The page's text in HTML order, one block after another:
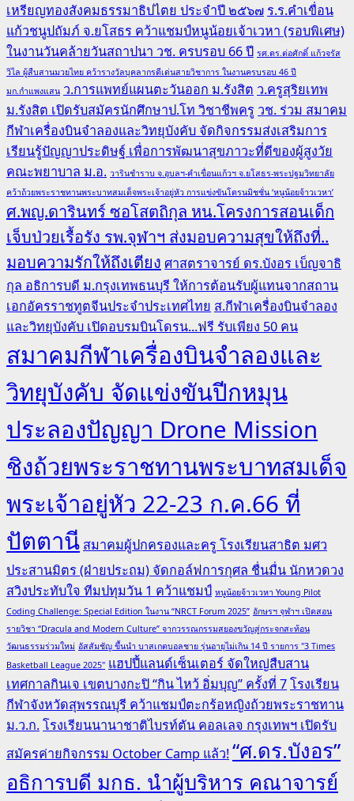
เหรียญทองสังคมธรรมาธิปไตย ประจำปี ๒๕๖๗ ร.ร.คำเขื่อน
แก้วชนูปถัมภ์ จ.ยโสธร คว้าแชมป์หนูน้อยเจ้าเวหา (รอบพิเศษ)
ในงานวันคล้ายวันสถาปนา วช. ครบรอบ 66 ปี รศ.ดร.ต่อศักดิ์ แก้วจรัส
วิไล ผู้สืบสานมวยไทย คว้ารางวัลบุคลากรดีเด่นสายวิชาการ ในงานครบรอบ 46 ปี
มก.กำแพงแสน ว.การแพทย์แผนตะวันออก ม.รังสิต ว.ครูสุริยเทพ
ม.รังสิต เปิดรับสมัครนักศึกษาป.โท วิชาชีพครู วช. ร่วม สมาคม
กีฬาเครื่องบินจำลองและวิทยุบังคับ จัดกิจกรรมส่งเสริมการ
เรียนรู้ปัญญาประดิษฐ์ เพื่อการพัฒนาสุขภาวะที่ดีของผู้สูงวัย
คณะพยาบาล ม.อ. วารินชำราบ จ.อุบลฯ-คำเขื่อนแก้วฯ จ.ยโสธร-พระปฐมวิทยาลัย
คว้าถ้วยพระราชทานพระบาทสมเด็จพระเจ้าอยู่หัว การแข่งขันโดรนมิชชั่น ‘หนูน้อยจ้าวเวหา’
ศ.พญ.ดารินทร์ ซอโสตถิกุล หน.โครงการสอนเด็ก
เจ็บป่วยเรื้อรัง รพ.จุฬาฯ ส่งมอบความสุขให้ถึงที่..
มอบความรักให้ถึงเตียง ศาสตราจารย์ ดร.บังอร เบ็ญจาธิ
กุล อธิการบดี ม.กรุงเทพธนบุรี ให้การต้อนรับผู้แทนจากสถาน
เอกอัครราชทูตจีนประจำประเทศไทย ส.กีฬาเครื่องบินจำลอง
และวิทยุบังคับ เปิดอบรมบินโดรน...ฟรี รับเพียง 50 คน
สมาคมกีฬาเครื่องบินจำลองและ
วิทยุบังคับ จัดแข่งขันปีกหมุน
ประลองปัญญา Drone Mission
ชิงถ้วยพระราชทานพระบาทสมเด็จ
พระเจ้าอยู่หัว 22-23 ก.ค.66 ที่
ปัตตานี สมาคมผู้ปกครองและครู โรงเรียนสาธิต มศว
ประสานมิตร (ฝ่ายประถม) จัดกอล์ฟการกุศล ชื่นมื่น นักหวดวง
สวิงประทับใจ ทีมปทุมวัน 1 คว้าแชมป์ หนูน้อยจ้าวเวหา Young Pilot
Coding Challenge: Special Edition ในงาน “NRCT Forum 2025” อักษรฯ จุฬาฯ เปิดสอน
รายวิชา “Dracula and Modern Culture” จากวรรณกรรมสยองขวัญสู่กระจกสะท้อน
วัฒนธรรมร่วมใหม่ อัสสัมชัญ ขึ้นนำ บาสเกตบอลชาย รุ่นอายุไม่เกิน 14 ปี รายการ "3 Times
Basketball League 2025" แฮปปี้แลนด์เซ็นเตอร์ จัดใหญ่สืบสาน
เทศกาลกินเจ เขตบางกะปิ “กิน ไหว้ อิ่มบุญ” ครั้งที่ 7โรงเรียน
กีฬาจังหวัดสุพรรณบุรี คว้าแชมป์ตะกร้อหญิงถ้วยพระราชทาน
ม.ว.ก.โรงเรียนนานาชาติไบรท์ตัน คอลเลจ กรุงเทพฯ เปิดรับ
สมัครค่ายกิจกรรม October Camp แล้ว!“ศ.ดร.บังอร”
อธิการบดี มกธ. นำผู้บริหาร คณาจารย์